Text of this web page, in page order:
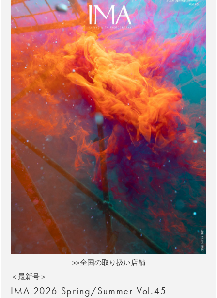
>>全国の取り扱い店舗
＜最新号＞
IMA 2026 Spring/Summer Vol.45